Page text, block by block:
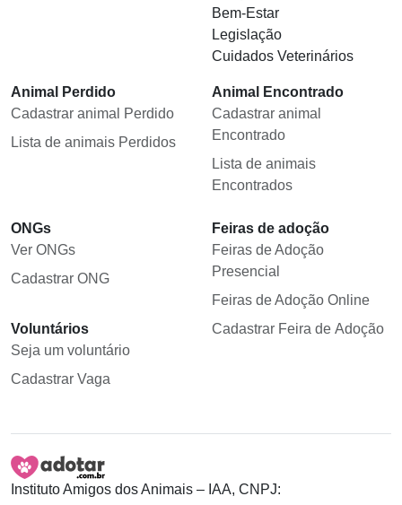
Bem-Estar
Legislação
Cuidados Veterinários
Animal Perdido
Cadastrar animal Perdido
Lista de animais Perdidos
Animal Encontrado
Cadastrar animal
Encontrado
Lista de animais
Encontrados
ONGs
Ver ONGs
Cadastrar ONG
Voluntários
Seja um voluntário
Cadastrar Vaga
Feiras de adoção
Feiras de Adoção
Presencial
Feiras de Adoção Online
Cadastrar Feira de Adoção
Instituto Amigos dos Animais – IAA, CNPJ: